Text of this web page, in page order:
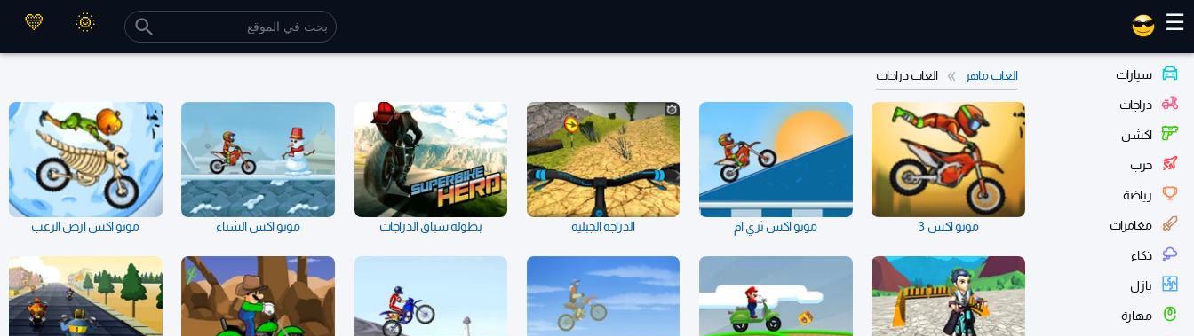
☰
سيارات
دراجات
اكشن
حرب
رياضة
مغامرات
ذكاء
بازل
مهارة
العاب ماهر العاب دراجات
موتو اكس 3 موتو اكس ثري ام الدراجة الجبلية بطولة سباق الدراجات موتو اكس الشتاء موتو اكس ارض الرعب